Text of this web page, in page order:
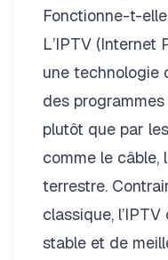
Fonctionne-t-
L’IPTV (Internet
une technologie
des
plutôt que par
comme le câble,
terrestre.
classique,
stable et de